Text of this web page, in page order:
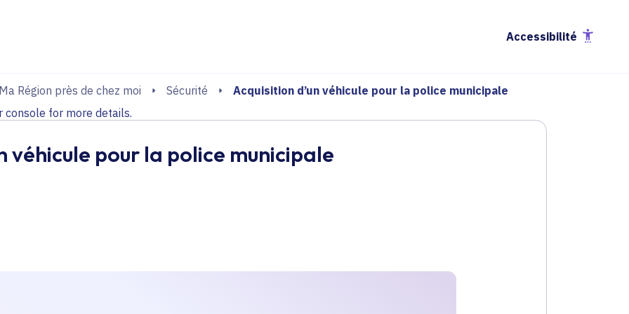
Accessibilité
Région près de chez moi Sécurité
Acquisition d’un véhicule pour la police municipale
console for more details.
véhicule pour la police municipale